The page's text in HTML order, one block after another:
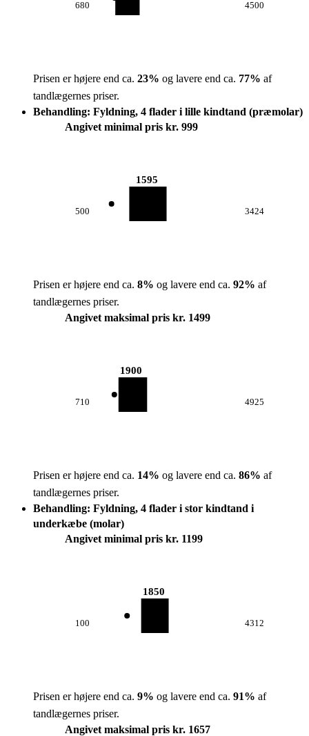
680 4500
Prisen er højere end ca. 23% og lavere end ca. 77% af
tandlægernes priser.
Behandling: Fyldning, 4 flader i lille kindtand (præmolar)
Angivet minimal pris kr. 999
500
1595
3424
Prisen er højere end ca. 8% og lavere end ca. 92% af
tandlægernes priser.
Angivet maksimal pris kr. 1499
710
1900
4925
Prisen er højere end ca. 14% og lavere end ca. 86% af
tandlægernes priser.
Behandling: Fyldning, 4 flader i stor kindtand i
underkæbe (molar)
Angivet minimal pris kr. 1199
100
1850
4312
Prisen er højere end ca. 9% og lavere end ca. 91% af
tandlægernes priser.
Angivet maksimal pris kr. 1657